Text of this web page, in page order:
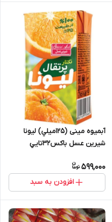
ٔآبمیوه مینی (۱۲۵میلي) ليونا
شیرین عسل باكس32تايي
599,000
افزودن به سبد